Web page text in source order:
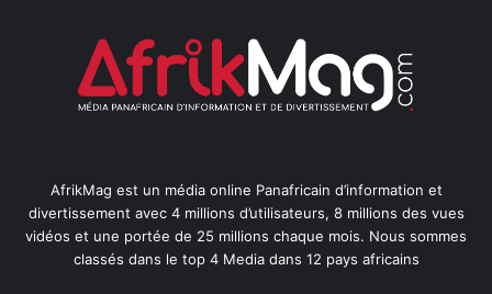
AfrikMag est un média online Panafricain d’information et
divertissement avec 4 millions d’utilisateurs, 8 millions des vues
vidéos et une portée de 25 millions chaque mois. Nous sommes
classés dans le top 4 Media dans 12 pays africains